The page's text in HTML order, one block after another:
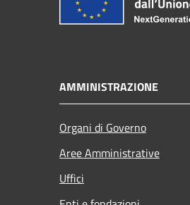
AMMINISTRAZIONE
Organi di Governo
Aree Amministrative
Uffici